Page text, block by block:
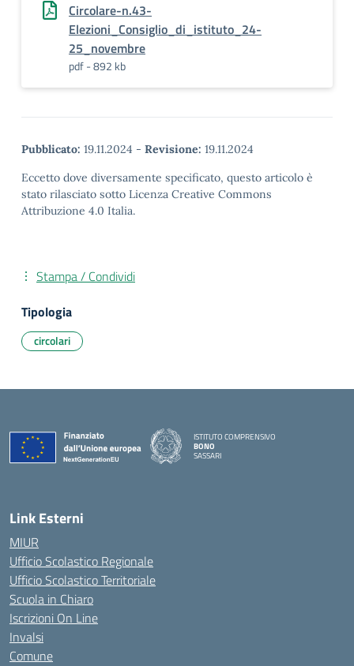
Circolare-n.43-
Elezioni_Consiglio_di_istituto_24-
25_novembre
pdf - 892 kb
Pubblicato: 19.11.2024 - Revisione: 19.11.2024
Eccetto dove diversamente specificato, questo articolo è
stato rilasciato sotto Licenza Creative Commons
Attribuzione 4.0 Italia.
Stampa / Condividi
Tipologia
circolari
ISTITUTO COMPRENSIVO
BONO
SASSARI
Link Esterni
MIUR
Ufficio Scolastico Regionale
Ufficio Scolastico Territoriale
Scuola in Chiaro
Iscrizioni On Line
Invalsi
Comune